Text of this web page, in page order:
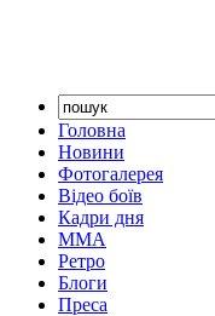
Головна
Новини
Фотогалерея
Відео боїв
Кадри дня
ММА
Ретро
Блоги
Преса